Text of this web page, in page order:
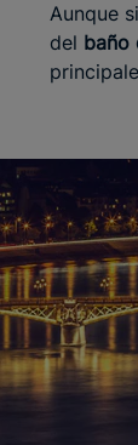
Aunque
del baño